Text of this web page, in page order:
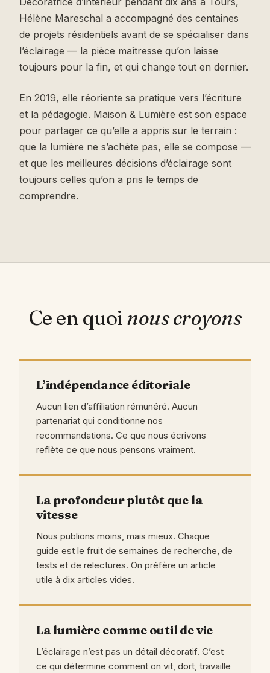
Hélène Mareschal a accompagné des centaines
de projets résidentiels avant de se spécialiser dans
l’éclairage — la pièce maîtresse qu’on laisse
toujours pour la fin, et qui change tout en dernier.
En 2019, elle réoriente sa pratique vers l’écriture
et la pédagogie. Maison & Lumière est son espace
pour partager ce qu’elle a appris sur le terrain :
que la lumière ne s’achète pas, elle se compose —
et que les meilleures décisions d’éclairage sont
toujours celles qu’on a pris le temps de
comprendre.
Ce en quoinous croyons
L’indépendance éditoriale
Aucun lien d’affiliation rémunéré. Aucun
partenariat qui conditionne nos
recommandations. Ce que nous écrivons
reflète ce que nous pensons vraiment.
La profondeur plutôt que la
vitesse
Nous publions moins, mais mieux. Chaque
guide est le fruit de semaines de recherche, de
tests et de relectures. On préfère un article
utile à dix articles vides.
La lumière comme outil de vie
L’éclairage n’est pas un détail décoratif. C’est
ce qui détermine comment on vit, dort, travaille